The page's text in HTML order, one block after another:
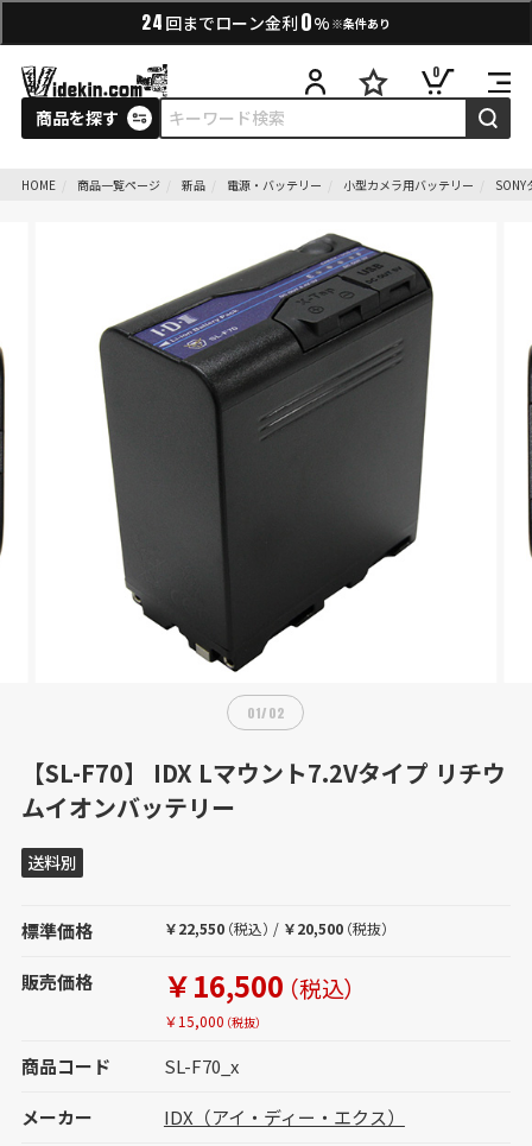
24 回までローン金利 0% ※条件あり
商品を探す
0
HOME 商品一覧ページ 新品 電源・バッテリー 小型カメラ用バッテリー
01/02
【SL-F70】 IDX Lマウント7.2Vタイプ リチウ
ムイオンバッテリー
送料別
標準価格 ￥22,550 （税込） / ￥20,500 （税抜）
販売価格 ￥16,500 （税込）
￥15,000 （税抜）
商品コード SL-F70_x
メーカー IDX（アイ・ディー・エクス）